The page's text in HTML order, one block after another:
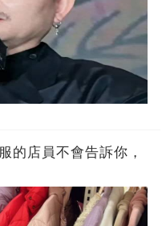
的店員不會告訴你，